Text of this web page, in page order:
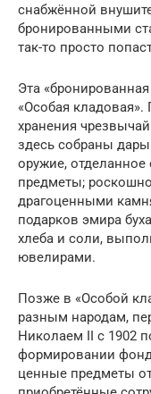
снабжённой
бронированными
так-то просто
Эта
«Особая
хранения
здесь собраны
оружие, отделанное
предметы;
драгоценными
подарков эмира
хлеба и соли,
ювелирами.
Позже в «Особой
разным народам,
Николаем II с 1902
формировании
ценные предметы